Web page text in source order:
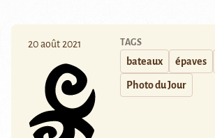
20 août 2021 TAGS
bateaux épaves
Photo du Jour